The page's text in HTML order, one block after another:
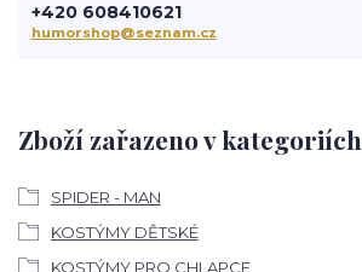
Zboží zařazeno v kategoriích
SPIDER - MAN
KOSTÝMY DĚTSKÉ
KOSTÝMY PRO CHLAPCE
+420 608410621
humorshop@seznam.cz